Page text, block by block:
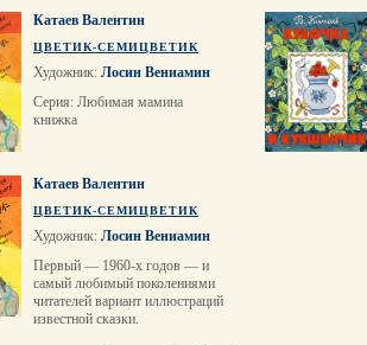
Катаев Валентин
ЦВЕТИК-СЕМИЦВЕТИК
Художник: Лосин Вениамин
Cерия: Любимая мамина
книжка
Катаев Валентин
ЦВЕТИК-СЕМИЦВЕТИК
Художник: Лосин Вениамин
Первый — 1960-х годов — и
самый любимый поколениями
читателей вариант иллюстраций
известной сказки.